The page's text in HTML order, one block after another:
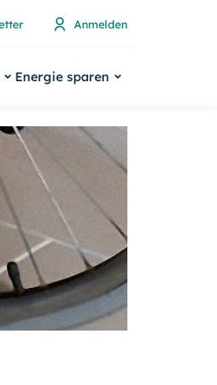
Anmelden
Energie sparen